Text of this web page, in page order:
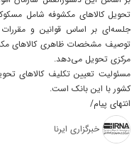
تحویل کالاهای مکشوفه شامل
جلسه‌ای بر اساس قوانین و مقررات
توصیف مشخصات ظاهری کالاهای
مرکزی تحویل می‌دهد.
مسئولیت تعیین تکلیف کالاهای
کشور با این بانک است.
انتهای پیام/
خبرگزاری ایرنا